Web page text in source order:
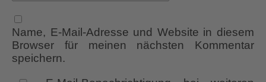
Name, E-Mail-Adresse und Website in diesem
Browser für meinen nächsten Kommentar
speichern.